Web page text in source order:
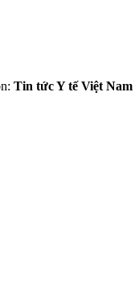
Tin tức Y tế Việt Nam